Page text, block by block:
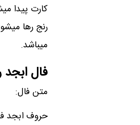
کارت پیدا
رنج رها
میباشد.
فال ابجد
متن فال:
حروف ابجد